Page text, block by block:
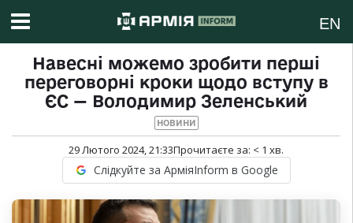
EN
Навесні можемо зробити перші
переговорні кроки щодо вступу в
ЄС — Володимир Зеленський
НОВИНИ
29 Лютого 2024, 21:33Прочитаєте за: < 1 хв.
Слідкуйте за АрміяInform в Google